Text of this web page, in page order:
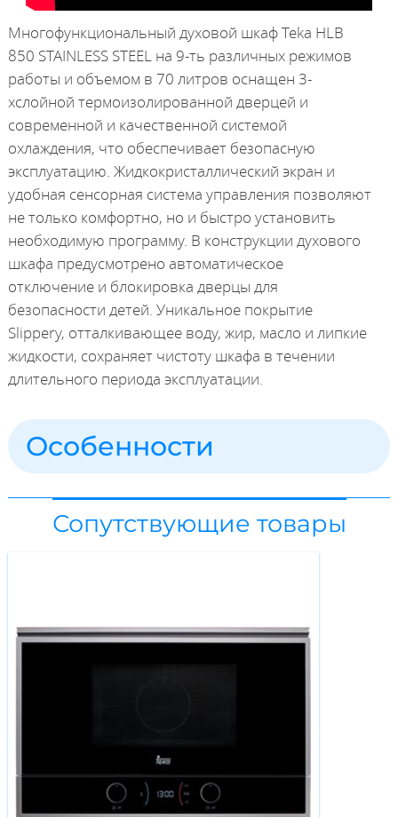
Многофункциональный духовой шкаф Teka HLB
850 STAINLESS STEEL на 9-ть различных режимов
работы и объемом в 70 литров оснащен 3-
хслойной термоизолированной дверцей и
современной и качественной системой
охлаждения, что обеспечивает безопасную
эксплуатацию. Жидкокристаллический экран и
удобная сенсорная система управления позволяют
не только комфортно, но и быстро установить
необходимую программу. В конструкции духового
шкафа предусмотрено автоматическое
отключение и блокировка дверцы для
безопасности детей. Уникальное покрытие
Slippery, отталкивающее воду, жир, масло и липкие
жидкости, сохраняет чистоту шкафа в течении
длительного периода эксплуатации.
Особенности
Сопутствующие товары